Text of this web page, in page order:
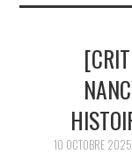
À PROPOS
L’ÉQUIPE
10 OCTOBRE 2025